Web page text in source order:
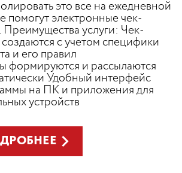
это все на ежедневной
помогут электронные чек-
Преимущества услуги: Чек-
с учетом специфики
и его правил
формируются и рассылаются
Удобный интерфейс
на ПК и приложения для
устройств